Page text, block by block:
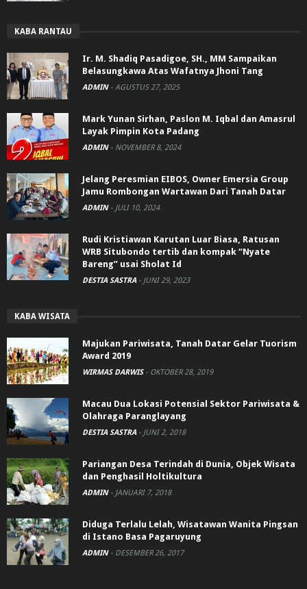
KABA RANTAU
Ir. M. Shadiq Pasadigoe, SH., MM Sampaikan
Belasungkawa Atas Wafatnya Jhoni Tang
ADMIN - AGUSTUS 27, 2025
Mark Yunan Sirhan, Paslon M. Iqbal dan Amasrul
Layak Pimpin Kota Padang
ADMIN - NOVEMBER 8, 2024
Jelang Peresmian EIBOS, Owner Emersia Group
Jamu Rombongan Wartawan Dari Tanah Datar
ADMIN - JULI 10, 2024
Rudi Kristiawan Karutan Luar Biasa, Ratusan
WRB Situbondo tertib dan kompak “Nyate
Bareng” usai Sholat Id
DESTIA SASTRA - JUNI 29, 2023
KABA WISATA
Majukan Pariwisata, Tanah Datar Gelar Tuorism
Award 2019
WIRMAS DARWIS - OKTOBER 28, 2019
Macau Dua Lokasi Potensial Sektor Pariwisata &
Olahraga Paranglayang
DESTIA SASTRA - JUNI 2, 2018
Pariangan Desa Terindah di Dunia, Objek Wisata
dan Penghasil Holtikultura
ADMIN - JANUARI 7, 2018
Diduga Terlalu Lelah, Wisatawan Wanita Pingsan
di Istano Basa Pagaruyung
ADMIN - DESEMBER 26, 2017